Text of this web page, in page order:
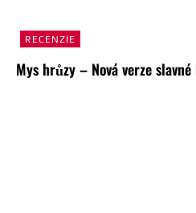
RECENZIE
Mys hrůzy – Nová verze